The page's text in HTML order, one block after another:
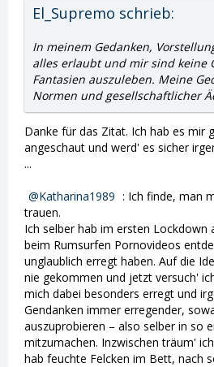
El_Supremo schrieb:
In meinem Gedanken,
alles erlaubt und mir sind keine
Fantasien auszuleben. Meine
Normen und gesellschaftlicher
Danke für das Zitat. Ich hab es mir
angeschaut und werd' es sicher
...
Katharina1989 : Ich finde, man
trauen.
Ich selber hab im ersten Lockdown
beim Rumsurfen Pornovideos
unglaublich erregt haben. Auf die
nie gekommen und jetzt versuch'
mich dabei besonders erregt und
Gendanken immer erregender,
auszuprobieren – also selber in so
mitzumachen. Inzwischen träum'
hab feuchte Felcken im Bett, nach